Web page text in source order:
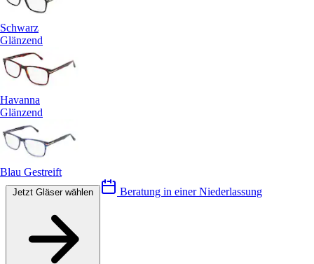
Schwarz
Glänzend
Havanna
Glänzend
Blau Gestreift
Beratung in einer Niederlassung